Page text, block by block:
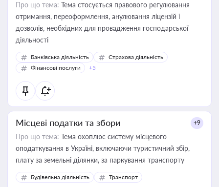
Про що тема: Тема стосується правового регулювання
отримання, переоформлення, анулювання ліцензій і
дозволів, необхідних для провадження господарської
діяльності
Банківська діяльність
Страхова діяльність
Фінансові послуги
+5
Місцеві податки та збори +9
Про що тема: Тема охоплює систему місцевого
оподаткування в Україні, включаючи туристичний збір,
плату за земельні ділянки, за паркування транспорту
Будівельна діяльність Транспорт